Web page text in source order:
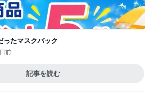
ったマスクパック
前
記事を読む